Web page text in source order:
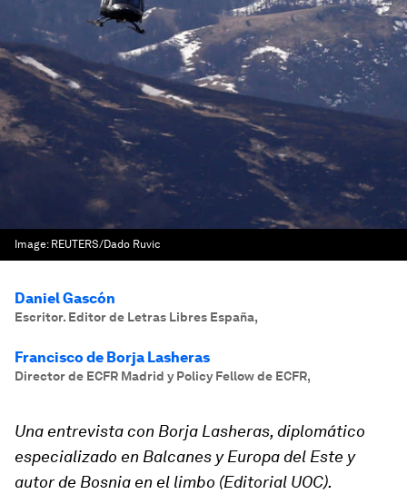
Image: REUTERS/Dado Ruvic
Daniel Gascón
Escritor. Editor de Letras Libres España,
Francisco de Borja Lasheras
Director de ECFR Madrid y Policy Fellow de ECFR,
Una entrevista con Borja Lasheras, diplomático
especializado en Balcanes y Europa del Este y
autor de Bosnia en el limbo (Editorial UOC).